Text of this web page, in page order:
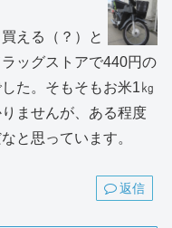
える（？）と
ッグストアで440円の
た。そもそもお米1㎏
ませんが、ある程度
と思っています。
返信